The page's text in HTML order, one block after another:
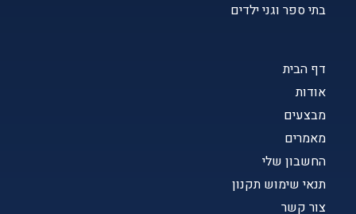
דף הבית
אודות
מבצעים
מאמרים
החשבון שלי
תנאי שימוש תקנון
צור קשר
בתי ספר וגני ילדים